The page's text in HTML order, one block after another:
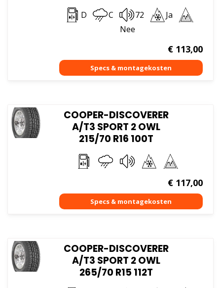
D C 72
Ja
Nee
€113,00
COOPER-DISCOVERER
A/T3 SPORT 2 OWL
215/70 R16 100T
€117,00
COOPER-DISCOVERER
A/T3 SPORT 2 OWL
265/70 R15 112T